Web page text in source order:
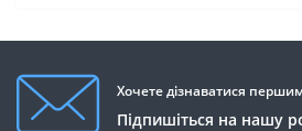
Хочете дізнаватися
Підпишіться на нашу